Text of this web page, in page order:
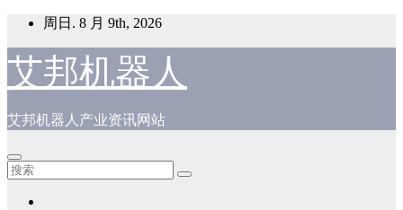
内
容
周日. 8 月 9th, 2026
艾邦机器人
艾邦机器人产业资讯网站